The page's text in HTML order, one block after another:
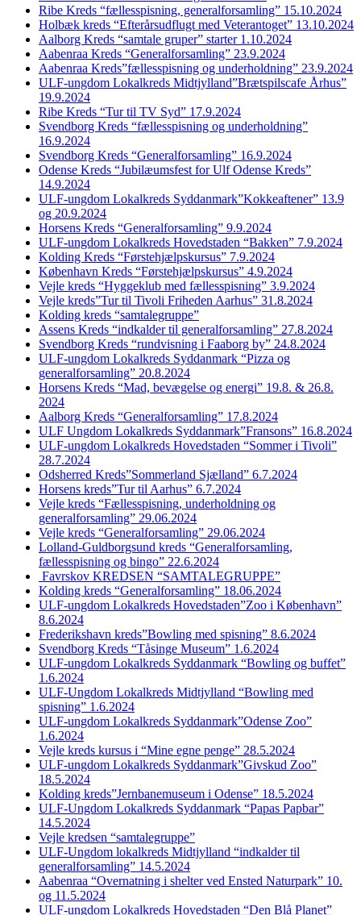
Ribe Kreds “fællesspisning, generalforsamling” 15.10.2024
Holbæk kreds “Efterårsudflugt med Veterantoget” 13.10.2024
Aalborg Kreds “samtale gruper” starter 1.10.2024
Aabenraa Kreds “Generalforsamling” 23.9.2024
Aabenraa Kreds”fællesspisning og underholdning” 23.9.2024
ULF-ungdom Lokalkreds Midtjylland”Brætspilscafe Århus”
19.9.2024
Ribe Kreds “Tur til TV Syd” 17.9.2024
Svendborg Kreds “fællesspisning og underholdning”
16.9.2024
Svendborg Kreds “Generalforsamling” 16.9.2024
Odense Kreds “Jubilæumsfest for Ulf Odense Kreds”
14.9.2024
ULF-ungdom Lokalkreds Syddanmark”Kokkeaftener” 13.9
og 20.9.2024
Horsens Kreds “Generalforsamling” 9.9.2024
ULF-ungdom Lokalkreds Hovedstaden “Bakken” 7.9.2024
Kolding Kreds “Førstehjælpskursus” 7.9.2024
København Kreds “Førstehjælpskursus” 4.9.2024
Vejle kreds “Hyggeklub med fællesspisning” 3.9.2024
Vejle kreds”Tur til Tivoli Friheden Aarhus” 31.8.2024
Kolding kreds “samtalegruppe”
Assens Kreds “indkalder til generalforsamling” 27.8.2024
Svendborg Kreds “rundvisning i Faaborg by” 24.8.2024
ULF-ungdom Lokalkreds Syddanmark “Pizza og
generalforsamling” 20.8.2024
Horsens Kreds “Mad, bevægelse og energi” 19.8. & 26.8.
2024
Aalborg Kreds “Generalforsamling” 17.8.2024
ULF Ungdom Lokalkreds Syddanmark”Fransons” 16.8.2024
ULF-ungdom Lokalkreds Hovedstaden “Sommer i Tivoli”
28.7.2024
Odsherred Kreds”Sommerland Sjælland” 6.7.2024
Horsens kreds”Tur til Aarhus” 6.7.2024
Vejle kreds “Fællesspisning, underholdning og
generalforsamling” 29.06.2024
Vejle kreds “Generalforsamling” 29.06.2024
Lolland-Guldborgsund kreds “Generalforsamling,
fællesspisning og bingo” 22.6.2024
Favrskov KREDSEN “SAMTALEGRUPPE”
Kolding kreds “Generalforsamling” 18.06.2024
ULF-ungdom Lokalkreds Hovedstaden”Zoo i København”
8.6.2024
Frederikshavn kreds”Bowling med spisning” 8.6.2024
Svendborg Kreds “Tåsinge Museum” 1.6.2024
ULF-ungdom Lokalkreds Syddanmark “Bowling og buffet”
1.6.2024
ULF-Ungdom Lokalkreds Midtjylland “Bowling med
spisning” 1.6.2024
ULF-ungdom Lokalkreds Syddanmark”Odense Zoo”
1.6.2024
Vejle kreds kursus i “Mine egne penge” 28.5.2024
ULF-ungdom Lokalkreds Syddanmark”Givskud Zoo”
18.5.2024
Kolding kreds”Jernbanemuseum i Odense” 18.5.2024
ULF-Ungdom Lokalkreds Syddanmark “Papas Papbar”
14.5.2024
Vejle kredsen “samtalegruppe”
ULF-Ungdom lokalkreds Midtjylland “indkalder til
generalforsamling” 14.5.2024
Aabenraa “Overnatning i shelter ved Ensted Naturpark” 10.
og 11.5.2024
ULF-ungdom Lokalkreds Hovedstaden “Den Blå Planet”